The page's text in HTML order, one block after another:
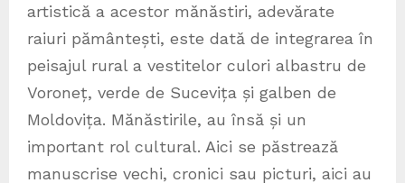
artistică a acestor mănăstiri, adevărate
raiuri pământești, este dată de integrarea în
peisajul rural a vestitelor culori albastru de
Voroneț, verde de Sucevița și galben de
Moldovița. Mănăstirile, au însă și un
important rol cultural. Aici se păstrează
manuscrise vechi, cronici sau picturi, aici au